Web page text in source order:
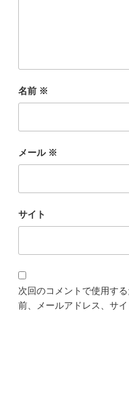
名前 ※
メール ※
サイト
次回のコメントで使用す
前、メールアドレス、サイ